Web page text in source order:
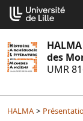
Aller
au
contenu
des
UMR
HALMA >
Cookies